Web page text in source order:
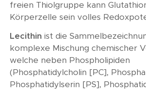
freien Thiolgruppe kann
Körperzelle sein volles
Lecithin ist die
komplexe Mischung chemischer
welche neben Phospholipiden
(Phosphatidylcholin [PC],
Phosphatidylserin [PS],